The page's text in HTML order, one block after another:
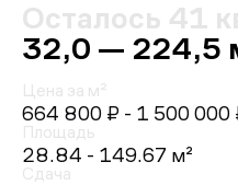
Осталось 41
32,0 — 224,5
Цена за м²
664 800 ₽ - 1 500 000
Площадь
28.84 - 149.67 м²
Сдача